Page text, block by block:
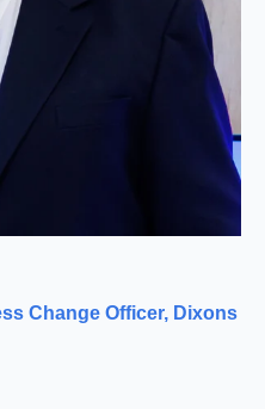
Change Officer, Dixons